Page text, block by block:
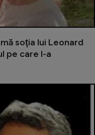
soţia lui Leonard
pe care l-a